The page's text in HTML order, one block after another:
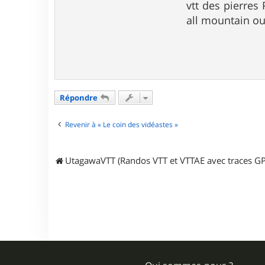
vtt des pierres
all mountain
Répondre
Revenir à « Le coin des vidéastes »
UtagawaVTT (Randos VTT et VTTAE avec traces